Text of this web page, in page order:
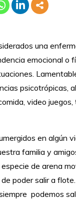
una
emocional o
psicotrópicas,
video
en algún
familia y
de arena
poder salir a
podemos